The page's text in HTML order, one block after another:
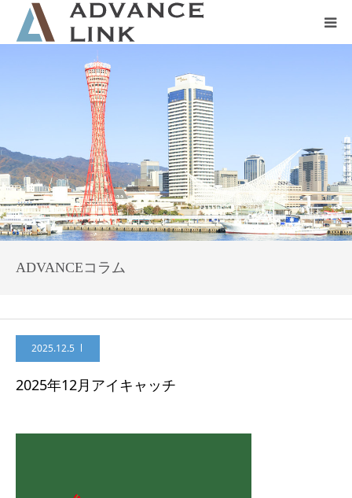
ADVANCEコラム
2025.12.5
2025年12月アイキャッチ
会社概要
ネット保険
事業保険